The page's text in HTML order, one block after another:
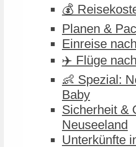
💰
Planen &
Einreise
✈️ Flüge
👶 Spezial:
Baby
Sicherheit &
Neuseeland
Unterkünfte